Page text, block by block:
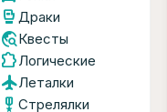
sports_mma Драки
travel_exploreКвесты
extensionЛогические
flightЛеталки
military_tech Стрелялки